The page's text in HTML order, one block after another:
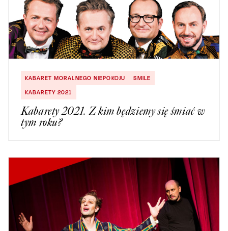
KABARET MORALNEGO NIEPOKOJU
SMILE
KABARETY 2021
Kabarety 2021. Z kim będziemy się śmiać w
tym roku?